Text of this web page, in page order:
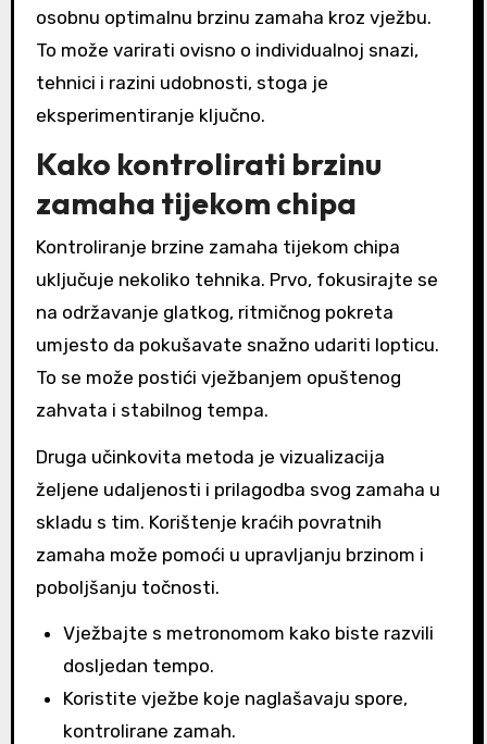
osobnu optimalnu brzinu zamaha kroz vježbu.
To može varirati ovisno o individualnoj snazi,
tehnici i razini udobnosti, stoga je
eksperimentiranje ključno.
Kako kontrolirati brzinu
zamaha tijekom chipa
Kontroliranje brzine zamaha tijekom chipa
uključuje nekoliko tehnika. Prvo, fokusirajte se
na održavanje glatkog, ritmičnog pokreta
umjesto da pokušavate snažno udariti lopticu.
To se može postići vježbanjem opuštenog
zahvata i stabilnog tempa.
Druga učinkovita metoda je vizualizacija
željene udaljenosti i prilagodba svog zamaha u
skladu s tim. Korištenje kraćih povratnih
zamaha može pomoći u upravljanju brzinom i
poboljšanju točnosti.
Vježbajte s metronomom kako biste razvili
dosljedan tempo.
Koristite vježbe koje naglašavaju spore,
kontrolirane zamah.